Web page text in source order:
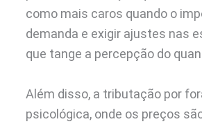
como mais caros quando o
demanda e exigir ajustes nas
que tange a percepção do
Além disso, a tributação por
psicológica, onde os preços